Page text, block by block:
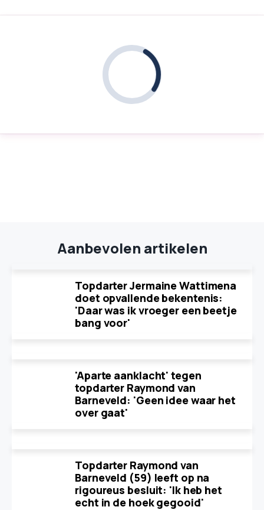
Aanbevolen artikelen
Topdarter Jermaine Wattimena
doet opvallende bekentenis:
'Daar was ik vroeger een beetje
bang voor'
'Aparte aanklacht' tegen
topdarter Raymond van
Barneveld: 'Geen idee waar het
over gaat'
Topdarter Raymond van
Barneveld (59) leeft op na
rigoureus besluit: 'Ik heb het
echt in de hoek gegooid'